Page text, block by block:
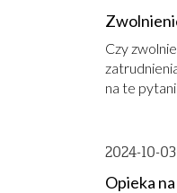
Czy
na te
2024-10-03
Opieka